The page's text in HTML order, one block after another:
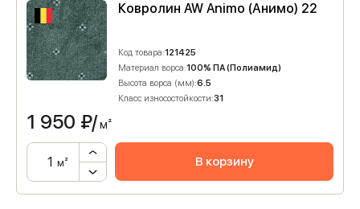
Ковролин AW Animo (Анимо) 22
Код товара:121425
Материал ворса:100% ПА (Полиамид)
Высота ворса (мм):6.5
Класс износостойкости:31
1 950 ₽/м²
м² В корзину